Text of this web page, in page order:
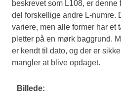
beskrevet som L108, er
del forskellige andre L-numre.
variere, men alle former har et
pletter på en mørk baggrund.
er kendt til dato, og der er
mangler at blive opdaget.
Billede: